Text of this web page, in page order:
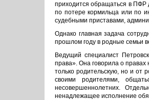
приходится обращаться в ПФР
по потере кормильца или по
судебными приставами,
Однако главная задача
прошлом году в родные семьи
Ведущий специалист
права». Она говорила о
только родительскую, но и от
своими родителями,
несовершеннолетних.
ненадлежащее исполнение